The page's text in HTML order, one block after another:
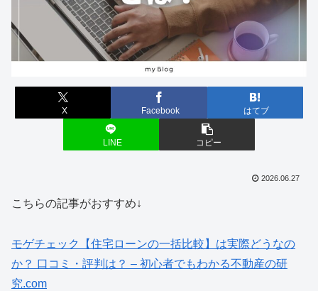
X Facebook はてブ
LINE コピー
2026.06.27
こちらの記事がおすすめ↓
モゲチェック【住宅ローンの一括比較】は実際どうなの
か？ 口コミ・評判は？ – 初心者でもわかる不動産の研
究.com